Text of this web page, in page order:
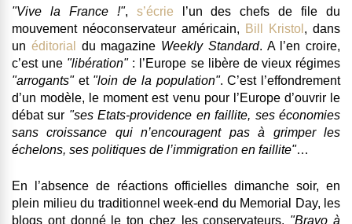
"Vive la France !", s’écrie l’un des chefs de file du
mouvement néoconservateur américain,
Bill Kristol , dans
un éditorial du magazine Weekly Standard. A l’en croire,
c’est une "libération" : l’Europe se libère de vieux régimes
"arrogants"et "loin de la population". C’est l’effondrement
d’un modèle, le moment est venu pour l’Europe d’ouvrir le
débat sur "ses Etats-providence en faillite, ses économies
sans croissance qui n’encouragent pas à grimper les
échelons, ses politiques de l’immigration en faillite"…
En l’absence de réactions officielles dimanche soir, en
plein milieu du traditionnel week-end du Memorial Day, les
blogs ont donné le ton chez les conservateurs. "Bravo à